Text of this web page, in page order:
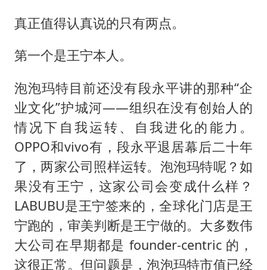
真正值得认真说的只有两点。
第一个是王宁本人。
泡泡玛特目前还没有段永平讲的那种“企
业文化”护城河——组织在没有创始人的
情况下自我运转、自我进化的能力。
OPPO和vivo有，段永平退居幕后二十年
了，两家公司照样运转。泡泡玛特呢？如
果没有王宁，这家公司会变成什么样？
LABUBU是王宁签来的，全球化门店是王
宁跑的，审美判断是王宁做的。大多数伟
大公司在早期都是 founder-centric 的，
这很正常。但问题是，泡泡玛特市值已经